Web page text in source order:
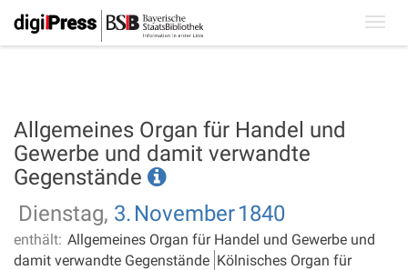
Allgemeines Organ für Handel und
Gewerbe und damit verwandte
Gegenstände
Dienstag, 3. November1840
enthält: Allgemeines Organ für Handel und Gewerbe und
damit verwandte Gegenstände Kölnisches Organ für